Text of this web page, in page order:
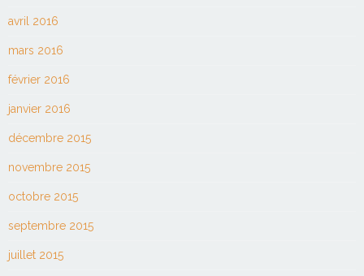
avril 2016
mars 2016
février 2016
janvier 2016
décembre 2015
novembre 2015
octobre 2015
septembre 2015
juillet 2015